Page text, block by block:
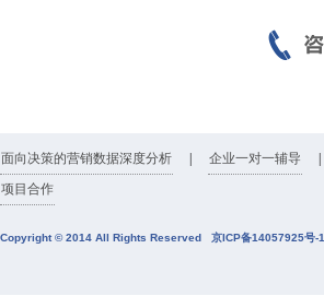
面向决策的营销数据深度分析 企业一对一辅导
项目合作
Copyright © 2014 All Rights Reserved 京ICP备14057925号-1